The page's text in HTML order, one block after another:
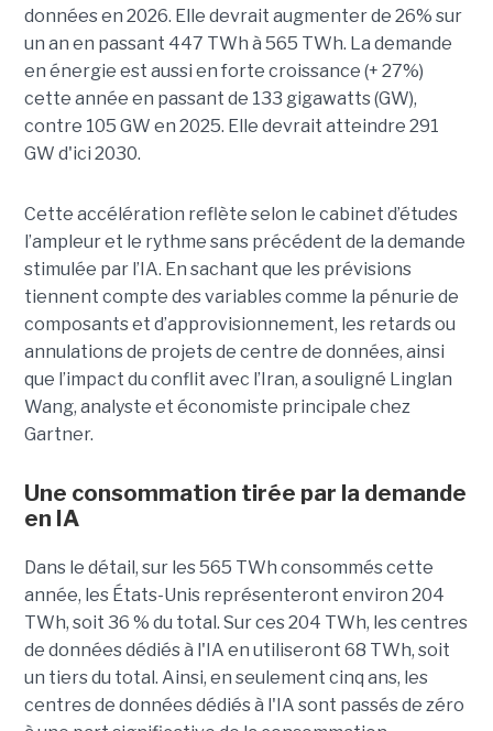
données en 2026. Elle devrait augmenter de 26% sur
un an en passant 447 TWh à 565 TWh. La demande
en énergie est aussi en forte croissance (+ 27%)
cette année en passant de 133 gigawatts (GW),
contre 105 GW en 2025. Elle devrait atteindre 291
GW d'ici 2030.
Cette accélération reflète selon le cabinet d’études
l’ampleur et le rythme sans précédent de la demande
stimulée par l’IA. En sachant que les prévisions
tiennent compte des variables comme la pénurie de
composants et d’approvisionnement, les retards ou
annulations de projets de centre de données, ainsi
que l’impact du conflit avec l’Iran, a souligné Linglan
Wang, analyste et économiste principale chez
Gartner.
Une consommation tirée par la demande
en IA
Dans le détail, sur les 565 TWh consommés cette
année, les États-Unis représenteront environ 204
TWh, soit 36 ​​% du total. Sur ces 204 TWh, les centres
de données dédiés à l'IA en utiliseront 68 TWh, soit
un tiers du total. Ainsi, en seulement cinq ans, les
centres de données dédiés à l'IA sont passés de zéro